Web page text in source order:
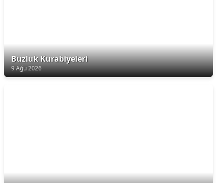
Buzluk Kurabiyeleri
9 Ağu 2026